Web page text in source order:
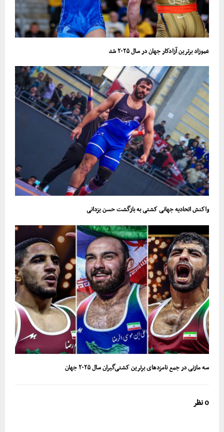
عموزاد برترین آزادکار جهان در سال ۲۰۲۵ شد
واکنش اتحادیه جهانی کشتی به بازگشت حسن یزدانی
سه مازنی در جمع نامزدهای برترین کشتی‌گیران سال ۲۰۲۵ جهان
0 نظر